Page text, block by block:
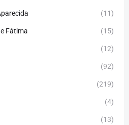
(11)
Fátima (15)
(12)
(92)
(219)
(4)
(13)